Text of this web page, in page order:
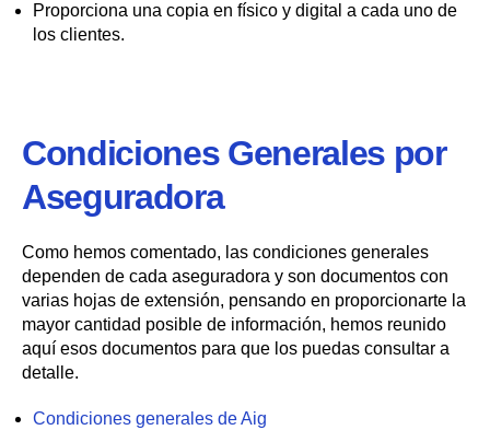
Proporciona una copia en físico y digital a cada uno de
los clientes.
Condiciones Generales por
Aseguradora
Como hemos comentado, las condiciones generales
dependen de cada aseguradora y son documentos con
varias hojas de extensión, pensando en proporcionarte la
mayor cantidad posible de información, hemos reunido
aquí esos documentos para que los puedas consultar a
detalle.
Condiciones generales de Aig